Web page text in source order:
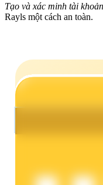
Earn
Tạo và xác minh tài
Rayls một cách an toàn.